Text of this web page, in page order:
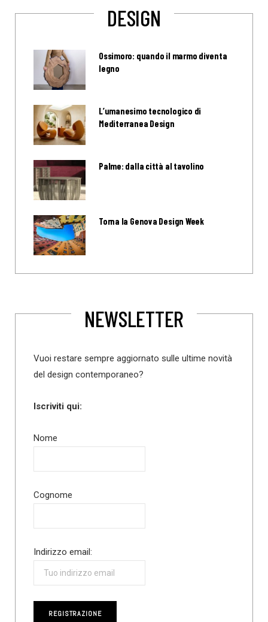
DESIGN
Ossimoro: quando il marmo diventa
legno
L’umanesimo tecnologico di
Mediterranea Design
Palme: dalla città al tavolino
Torna la Genova Design Week
NEWSLETTER
Vuoi restare sempre aggiornato sulle ultime novità
del design contemporaneo?
Iscriviti qui:
Nome
Cognome
Indirizzo email: